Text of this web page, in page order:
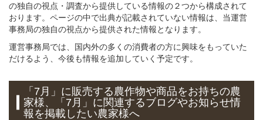
の独自の視点・調査から提供している情報の２つから構成されて
おります。ページの中で出典が記載されていない情報は、当運営
事務局の独自の視点から提供された情報となります。
運営事務局では、国内外の多くの消費者の方に興味をもっていた
だけるよう、今後も情報を追加していく予定です。
「7月」に販売する農作物や商品をお持ちの農
家様、「7月」に関連するブログやお知らせ情
報を掲載したい農家様へ